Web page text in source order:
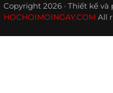
Copyright 2026 · Thiết kế
HOCHOIMOINGAY.COM All